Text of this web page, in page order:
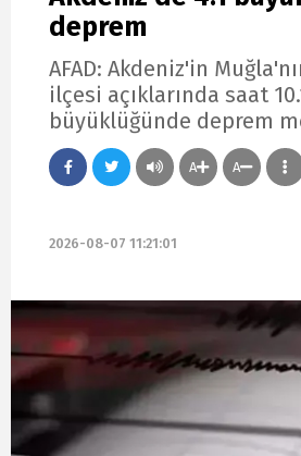
deprem
AFAD: Akdeniz'in
ilçesi açıklarında saat
büyüklüğünde deprem
A A
2026-08-07 11:21:01